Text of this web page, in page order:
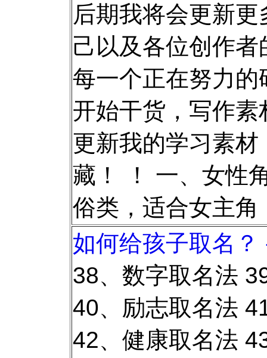
后期我将会更新
己以及各位创作
每一个正在努力
开始干货，写作
更新我的学习素
藏！ ！ 一、女性
俗类，适合女主角
如何给孩子取名？
38、数字取名法
40、励志取名法
42、健康取名法